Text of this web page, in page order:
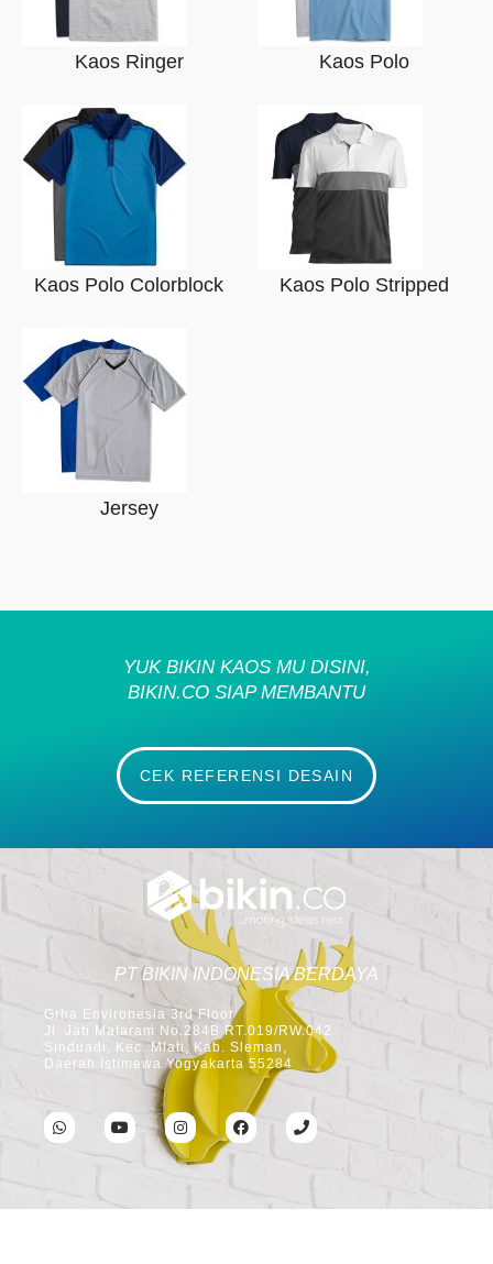
Kaos Ringer Kaos Polo
Kaos Polo Colorblock Kaos Polo Stripped
Jersey
YUK BIKIN KAOS MU DISINI,
BIKIN.CO SIAP MEMBANTU
CEK REFERENSI DESAIN
PT BIKIN INDONESIA BERDAYA
Grha Environesia 3rd Floor
Jl. Jati Mataram No.284B RT.019/RW.042
Sinduadi, Kec. Mlati, Kab. Sleman,
Daerah Istimewa Yogyakarta 55284